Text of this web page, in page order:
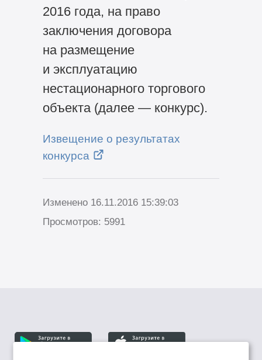
2016 года, на право
заключения договора
на размещение
и эксплуатацию
нестационарного торгового
объекта (далее — конкурс).
Извещение о результатах
конкурса
Изменено 16.11.2016 15:39:03
Просмотров: 5991